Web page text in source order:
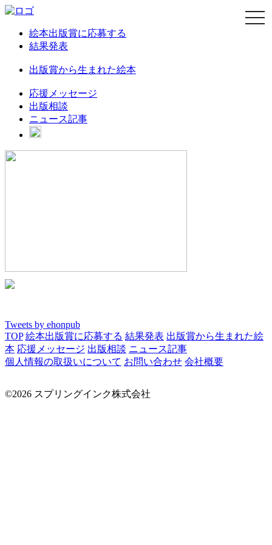
絵本出版賞に応募する
結果発表
出版賞から生まれた絵本
応援メッセージ
出版相談
ニュース記事
Tweets by ehonpub
TOP 絵本出版賞に応募する 結果発表 出版賞から生まれた絵
本 応援メッセージ 出版相談 ニュース記事
個人情報の取扱いについて お問い合わせ 会社概要
©2026 スプリングインク株式会社